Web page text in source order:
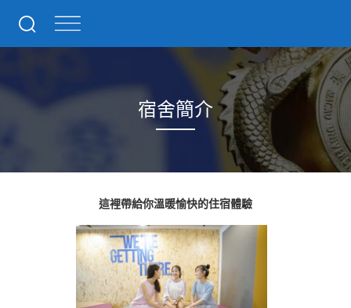
宿舍簡介
這裡帶給你溫暖愉快的住宿體驗